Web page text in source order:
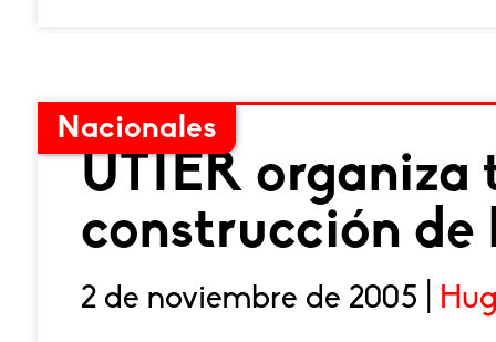
Nacionales
UTIER organiza
construcción de
2 de noviembre de 2005 |